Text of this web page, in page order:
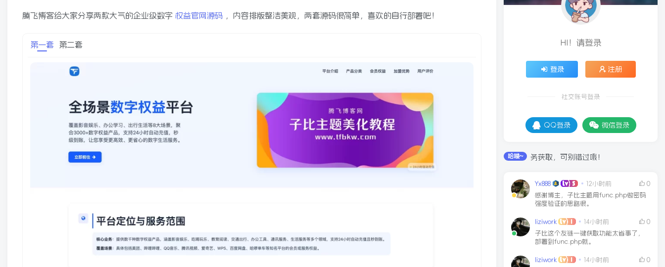
腾飞博客给大家分享两款大气的企业级数字 权益官网源码 ，内容排版整洁美观，两套源码很简单，喜欢的自行部署吧！
第一套 第二套 HI！请登录
登录 注册
社交账号登录
QQ登录 微信登录
哈喽~
全站积分可通过签到和每日任务获取，可别错过哦！
Yx888 12小时前
0
感谢博主，子比主题用func.php做密码
强度验证的思路很。
liziwork 14小时前
0
子比这个友链一键获取功能太省事了，
部署到func.php就。
liziwork 14小时前
0